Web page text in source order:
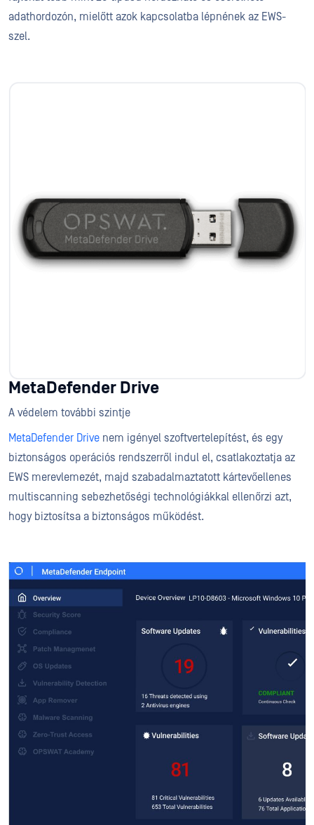
adathordozón, mielőtt azok kapcsolatba lépnének az EWS-
szel.
MetaDefender Drive
A védelem további szintje
MetaDefender Drive nem igényel szoftvertelepítést, és egy
biztonságos operációs rendszerről indul el, csatlakoztatja az
EWS merevlemezét, majd szabadalmaztatott kártevőellenes
multiscanning sebezhetőségi technológiákkal ellenőrzi azt,
hogy biztosítsa a biztonságos működést.